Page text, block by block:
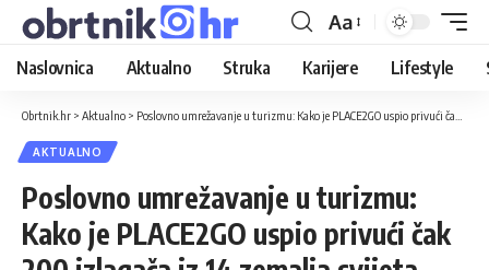
Aa
Naslovnica Aktualno Struka Karijere Lifestyle
Obrtnik.hr > Aktualno > Poslovno umrežavanje u turizmu: Kako je PLACE2GO uspio privući čak 200 izlagača iz 14 zemalja svijeta
AKTUALNO
Poslovno umrežavanje u turizmu:
Kako je PLACE2GO uspio privući čak